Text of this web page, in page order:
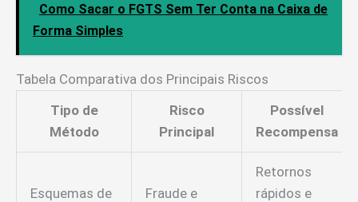
Como Sacar o FGTS Sem Ter Conta na Caixa de
Forma Simples
Tabela Comparativa dos Principais Riscos
Tipo de
Método
Risco
Principal
Possível
Recompensa
Esquemas de
Fraude e
Retornos
rápidos e